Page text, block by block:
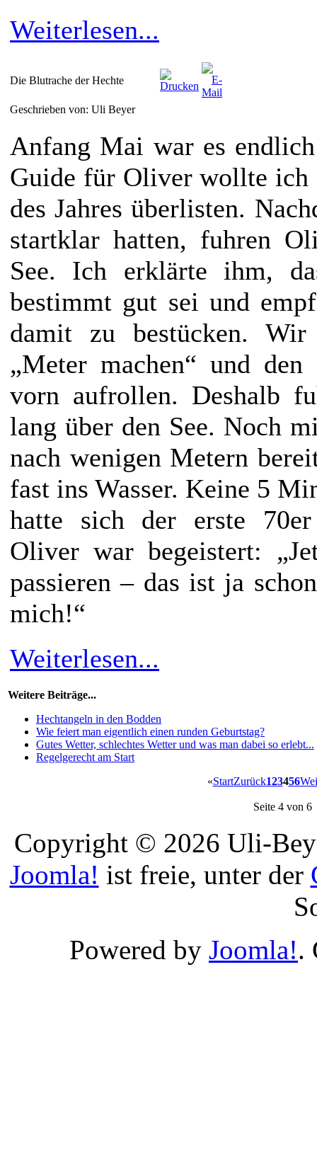
Weiterlesen...
Die Blutrache der Hechte
Geschrieben von: Uli Beyer
Anfang Mai war es
Guide für Oliver wollte ich
des Jahres überlisten.
startklar hatten, fuhren
See. Ich erklärte ihm,
bestimmt gut sei und
damit zu bestücken.
„Meter machen“ und
vorn aufrollen. Deshalb
lang über den See. Noch
nach wenigen Metern
fast ins Wasser. Keine 5
hatte sich der erste 70er
Oliver war begeistert:
passieren – das ist ja
mich!“
Weiterlesen...
Weitere Beiträge...
Hechtangeln in den Bodden
Wie feiert man eigentlich einen runden Geburtstag?
Gutes Wetter, schlechtes Wetter und was man dabei so erlebt...
Regelgerecht am Start
«StartZurück123456
Seite 4 von 6
Copyright © 2026 Uli-
Joomla! ist freie, unter der
Powered by Joomla!.